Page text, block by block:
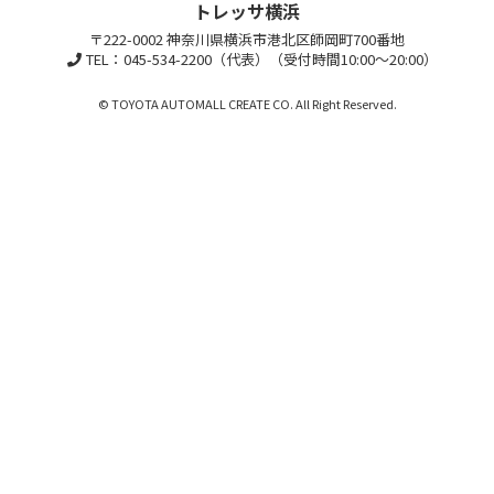
トレッサ横浜
〒222-0002 神奈川県横浜市港北区師岡町700番地
TEL：045-534-2200（代表）（受付時間10:00～20:00）
© TOYOTA AUTOMALL CREATE CO. All Right Reserved.